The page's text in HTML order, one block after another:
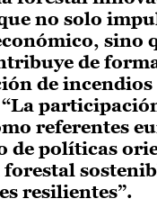
no solo
sino
de
de incendios
referentes
de políticas
resilientes”.